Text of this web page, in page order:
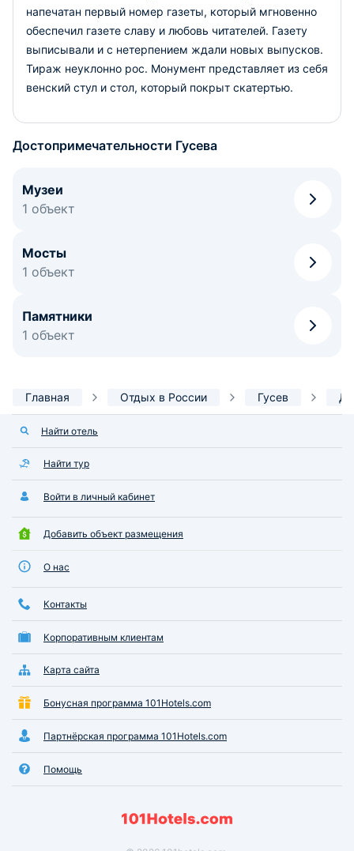
напечатан первый номер газеты, который мгновенно
обеспечил газете славу и любовь читателей. Газету
выписывали и с нетерпением ждали новых выпусков.
Тираж неуклонно рос. Монумент представляет из себя
венский стул и стол, который покрыт скатертью.
Достопримечательности Гусева
Музеи
1 объект
Мосты
1 объект
Памятники
1 объект
Главная Отдых в России Гусев
Найти отель
Найти тур
Войти в личный кабинет
Добавить объект размещения
О нас
Контакты
Корпоративным клиентам
Карта сайта
Бонусная программа 101Hotels.com
Партнёрская программа 101Hotels.com
Помощь